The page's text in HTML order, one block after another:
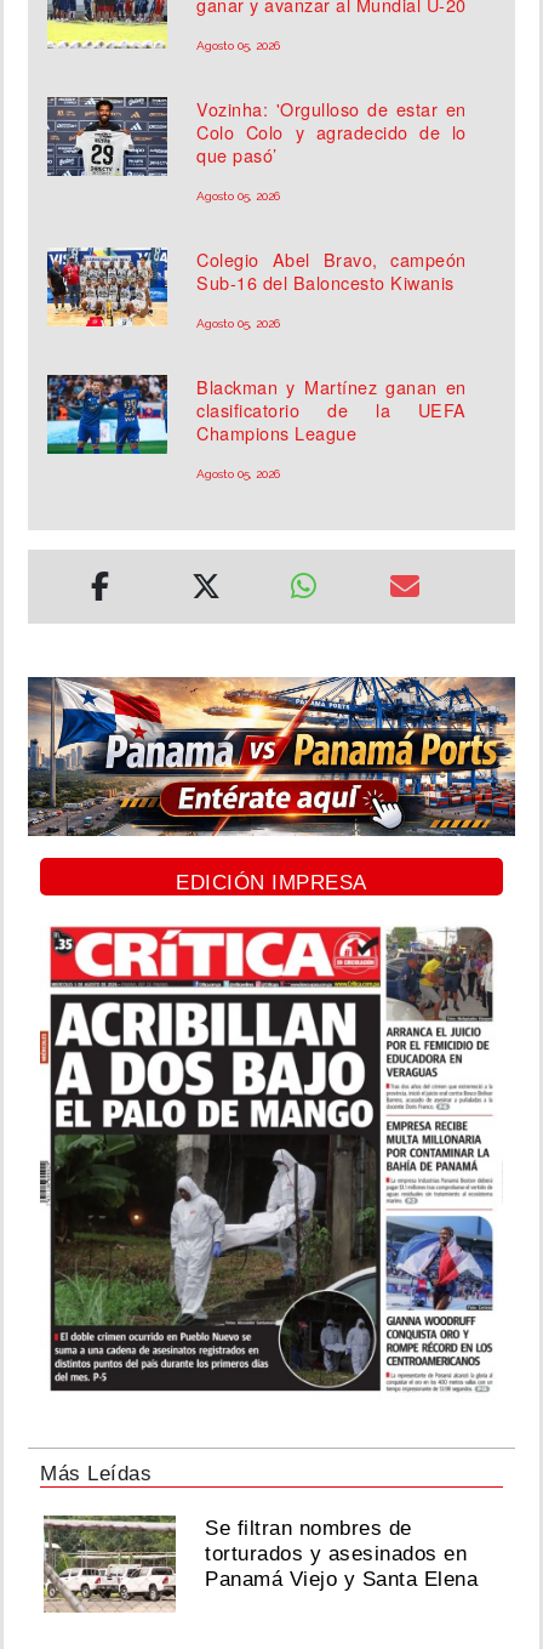
Agosto 05, 2026
Vozinha: 'Orgulloso de estar en
Colo Colo y agradecido de lo
que pasó’
Agosto 05, 2026
Colegio Abel Bravo, campeón
Sub-16 del Baloncesto Kiwanis
Agosto 05, 2026
Blackman y Martínez ganan en
clasificatorio de la UEFA
Champions League
Agosto 05, 2026
EDICIÓN IMPRESA
Más Leídas
Se filtran nombres de
torturados y asesinados en
Panamá Viejo y Santa Elena